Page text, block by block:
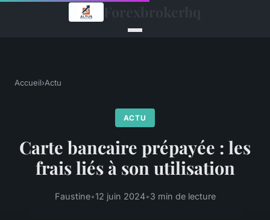
Accueil›Actu
ACTU
Carte bancaire prépayée : les
frais liés à son utilisation
Faustine•12 juin 2024•3 min de lecture